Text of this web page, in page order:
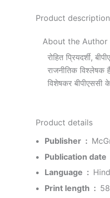
Product description
About the Author
रोहित प्रियदर्शी,
राजनीतिक विश्लेषक
विशेषकर बीपीएससी
Product details
Publisher ‏ : ‎
Language ‏ : ‎
Print length ‏ : ‎